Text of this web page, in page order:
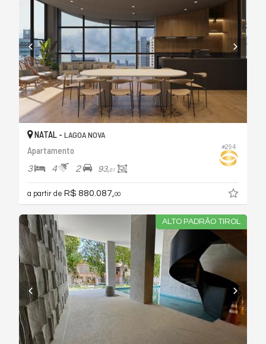
#294
NATAL - LAGOA NOVA
Apartamento
3 4 2 93,01
a partir de R$ 880.087,00
ALTO PADRÃO TIROL